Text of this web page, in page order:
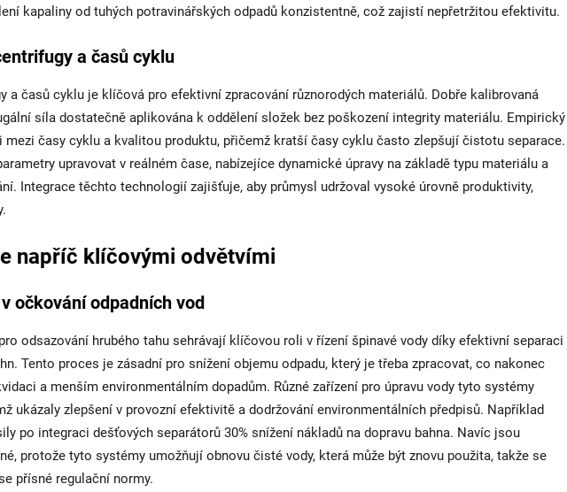
kapaliny od tuhých potravinářských odpadů konzistentně, což zajistí nepřetržitou efektivitu.
a časů cyklu
a časů cyklu je klíčová pro efektivní zpracování různorodých materiálů. Dobře kalibrovaná
síla dostatečně aplikována k oddělení složek bez poškození integrity materiálu. Empirický
mezi časy cyklu a kvalitou produktu, přičemž kratší časy cyklu často zlepšují čistotu separace.
upravovat v reálném čase, nabízejíce dynamické úpravy na základě typu materiálu a
Integrace těchto technologií zajišťuje, aby průmysl udržoval vysoké úrovně produktivity,
napříč klíčovými odvětvími
očkování odpadních vod
odsazování hrubého tahu sehrávají klíčovou roli v řízení špinavé vody díky efektivní separaci
Tento proces je zásadní pro snížení objemu odpadu, který je třeba zpracovat, co nakonec
a menším environmentálním dopadům. Různé zařízení pro úpravu vody tyto systémy
ukázaly zlepšení v provozní efektivitě a dodržování environmentálních předpisů. Například
po integraci dešťových separátorů 30% snížení nákladů na dopravu bahna. Navíc jsou
protože tyto systémy umožňují obnovu čisté vody, která může být znovu použita, takže se
přísné regulační normy.